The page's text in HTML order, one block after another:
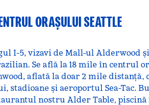
ORAȘULUI SEATTLE
I-5, vizavi de Mall-ul Alderwood și
Se află la 18 mile în centrul
aflată la doar 2 mile distanță,
stadioane și aeroportul Sea-Tac.
nostru Alder Table, piscină